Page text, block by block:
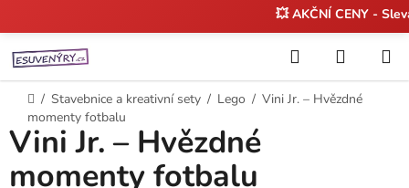
na
obsah
💥 AKČNÍ CENY -
Hledat
KOŠÍK
Domů
/ Stavebnice a kreativní sety / Lego / Vini Jr. – Hvězdné
momenty fotbalu
Vini Jr. – Hvězdné
momenty fotbalu